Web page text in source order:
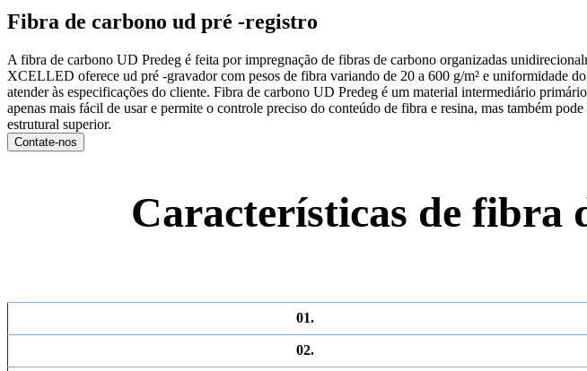
Fibra de carbono ud pré -registro
A fibra de carbono UD Predeg é feita por impregnação de fibras de carbono organizadas
XCELLED oferece ud pré -gravador com pesos de fibra variando de 20 a 600 g/m² e uniformidade
atender às especificações do cliente. Fibra de carbono UD Predeg é um material intermediário
apenas mais fácil de usar e permite o controle preciso do conteúdo de fibra e resina, mas também
estrutural superior.
Contate-nos
Características de fibra
01.
02.